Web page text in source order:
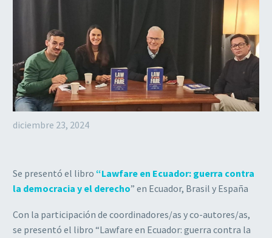
diciembre 23, 2024
Se presentó el libro “Lawfare en Ecuador: guerra contra
la democracia y el derecho” en Ecuador, Brasil y España
Con la participación de coordinadores/as y co-autores/as,
se presentó el libro “Lawfare en Ecuador: guerra contra la